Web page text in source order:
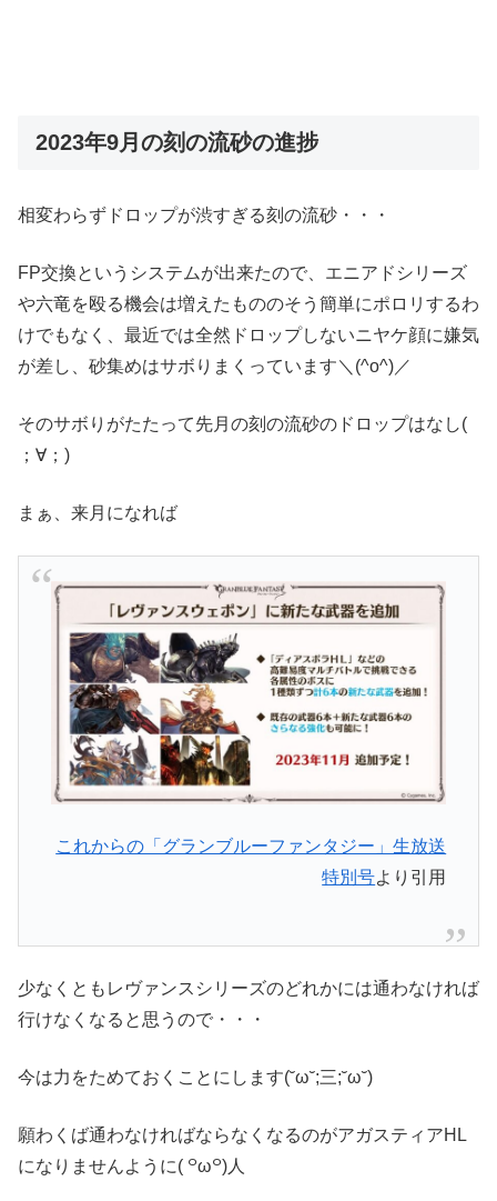
2023年9月の刻の流砂の進捗
相変わらずドロップが渋すぎる刻の流砂・・・
FP交換というシステムが出来たので、エニアドシリーズ
や六竜を殴る機会は増えたもののそう簡単にポロリするわ
けでもなく、最近では全然ドロップしないニヤケ顔に嫌気
が差し、砂集めはサボりまくっています＼(^o^)／
そのサボりがたたって先月の刻の流砂のドロップはなし(
；∀；)
まぁ、来月になれば
これからの「グランブルーファンタジー」生放送
特別号より引用
少なくともレヴァンスシリーズのどれかには通わなければ
行けなくなると思うので・・・
今は力をためておくことにします(˘ω˘;三;˘ω˘)
願わくば通わなければならなくなるのがアガスティアHL
になりませんように( ꒪ω꒪)人